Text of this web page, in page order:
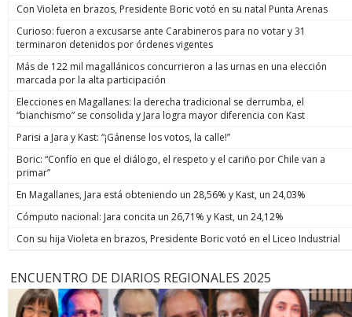
Con Violeta en brazos, Presidente Boric votó en su natal Punta Arenas
Curioso: fueron a excusarse ante Carabineros para no votar y 31
terminaron detenidos por órdenes vigentes
Más de 122 mil magallánicos concurrieron a las urnas en una elección
marcada por la alta participación
Elecciones en Magallanes: la derecha tradicional se derrumba, el
“bianchismo” se consolida y Jara logra mayor diferencia con Kast
Parisi a Jara y Kast: “¡Gánense los votos, la calle!”
Boric: “Confío en que el diálogo, el respeto y el cariño por Chile van a
primar”
En Magallanes, Jara está obteniendo un 28,56% y Kast, un 24,03%
Cómputo nacional: Jara concita un 26,71% y Kast, un 24,12%
Con su hija Violeta en brazos, Presidente Boric votó en el Liceo Industrial
ENCUENTRO DE DIARIOS REGIONALES 2025